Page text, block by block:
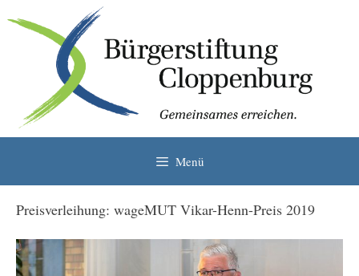
Inhalt
springen
Menü
Preisverleihung: wageMUT Vikar-Henn-Preis 2019